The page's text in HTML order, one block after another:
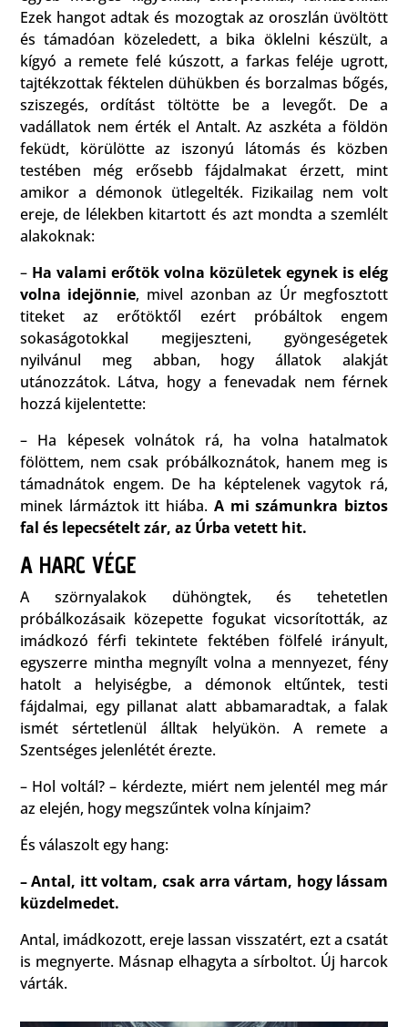
Ezek hangot adtak és mozogtak az oroszlán üvöltött
és támadóan közeledett, a bika öklelni készült, a
kígyó a remete felé kúszott, a farkas feléje ugrott,
tajtékzottak féktelen dühükben és borzalmas bőgés,
sziszegés, ordítást töltötte be a levegőt. De a
vadállatok nem érték el Antalt. Az aszkéta a földön
feküdt, körülötte az iszonyú látomás és közben
testében még erősebb fájdalmakat érzett, mint
amikor a démonok ütlegelték. Fizikailag nem volt
ereje, de lélekben kitartott és azt mondta a szemlélt
alakoknak:
– Ha valami erőtök volna közületek egynek is elég
volna idejönnie, mivel azonban az Úr megfosztott
titeket az erőtöktől ezért próbáltok engem
sokaságotokkal megijeszteni, gyöngeségetek
nyilvánul meg abban, hogy állatok alakját
utánozzátok. Látva, hogy a fenevadak nem férnek
hozzá kijelentette:
– Ha képesek volnátok rá, ha volna hatalmatok
fölöttem, nem csak próbálkoznátok, hanem meg is
támadnátok engem. De ha képtelenek vagytok rá,
minek lármáztok itt hiába. A mi számunkra biztos
fal és lepecsételt zár, az Úrba vetett hit.
A HARC VÉGE
A szörnyalakok dühöngtek, és tehetetlen
próbálkozásaik közepette fogukat vicsorították, az
imádkozó férfi tekintete fektében fölfelé irányult,
egyszerre mintha megnyílt volna a mennyezet, fény
hatolt a helyiségbe, a démonok eltűntek, testi
fájdalmai, egy pillanat alatt abbamaradtak, a falak
ismét sértetlenül álltak helyükön. A remete a
Szentséges jelenlétét érezte.
– Hol voltál? – kérdezte, miért nem jelentél meg már
az elején, hogy megszűntek volna kínjaim?
És válaszolt egy hang:
– Antal, itt voltam, csak arra vártam, hogy lássam
küzdelmedet.
Antal, imádkozott, ereje lassan visszatért, ezt a csatát
is megnyerte. Másnap elhagyta a sírboltot. Új harcok
várták.